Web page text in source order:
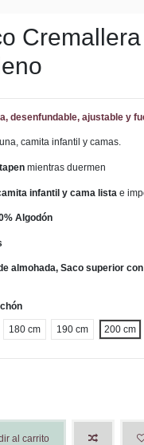
desenfundable, ajustable y
camita infantil y camas.
mientras duermen
infantil y cama lista e
Algodón
almohada, Saco superior
180 cm 190 cm 200 cm
al carrito